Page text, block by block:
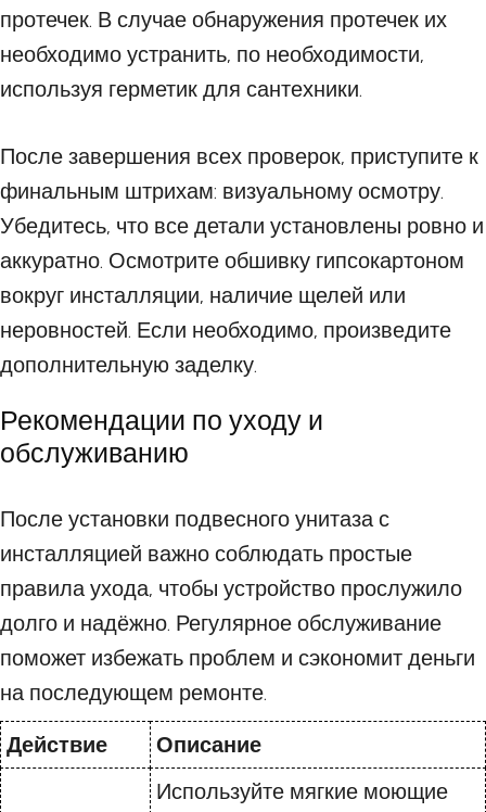
протечек. В случае обнаружения протечек их
необходимо устранить, по необходимости,
используя герметик для сантехники.
После завершения всех проверок, приступите к
финальным штрихам: визуальному осмотру.
Убедитесь, что все детали установлены ровно и
аккуратно. Осмотрите обшивку гипсокартоном
вокруг инсталляции, наличие щелей или
неровностей. Если необходимо, произведите
дополнительную заделку.
Рекомендации по уходу и
обслуживанию
После установки подвесного унитаза с
инсталляцией важно соблюдать простые
правила ухода, чтобы устройство прослужило
долго и надёжно. Регулярное обслуживание
поможет избежать проблем и сэкономит деньги
на последующем ремонте.
Действие
Описание
Используйте мягкие моющие